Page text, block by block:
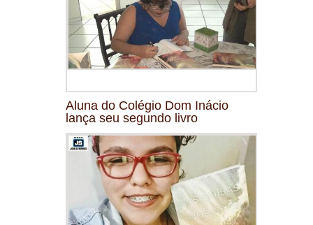
Aluna do Colégio Dom Inácio
lança seu segundo livro